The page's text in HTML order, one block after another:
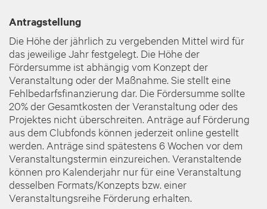
Antragstellung
Die Höhe der jährlich zu vergebenden Mittel wird für
das jeweilige Jahr festgelegt. Die Höhe der
Fördersumme ist abhängig vom Konzept der
Veranstaltung oder der Maßnahme. Sie stellt eine
Fehlbedarfsfinanzierung dar. Die Fördersumme sollte
20% der Gesamtkosten der Veranstaltung oder des
Projektes nicht überschreiten. Anträge auf Förderung
aus dem Clubfonds können jederzeit online gestellt
werden. Anträge sind spätestens 6 Wochen vor dem
Veranstaltungstermin einzureichen. Veranstaltende
können pro Kalenderjahr nur für eine Veranstaltung
desselben Formats/Konzepts bzw. einer
Veranstaltungsreihe Förderung erhalten.